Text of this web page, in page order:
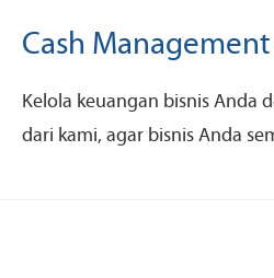
Cash
Kelola keuangan bisnis Anda
dari kami, agar bisnis Anda